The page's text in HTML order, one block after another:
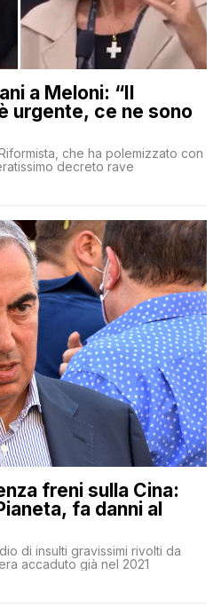
a Meloni: “Il
urgente, ce ne sono
che ha polemizzato con
decreto rave
freni sulla Cina:
fa danni al
di insulti gravissimi rivolti da
accaduto già nel 2021